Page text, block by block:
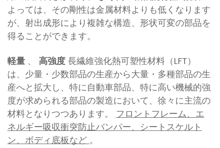
よっては、その剛性は金属材料よりも低くなります
が、射出成形により複雑な構造、形状可変の部品を
得ることができます。
軽量 、 高強度長繊維強化熱可塑性材料（LFT）
は、少量・少数部品の生産から大量・多種部品の生
産へと拡大し、特に自動車部品、特に高い機械的強
度が求められる部品の製造において、徐々に主流の
材料となりつつあります。 フロントフレーム、エ
ネルギー吸収衝突防止バンパー、シートスケルト
ン、ボディ底板など。